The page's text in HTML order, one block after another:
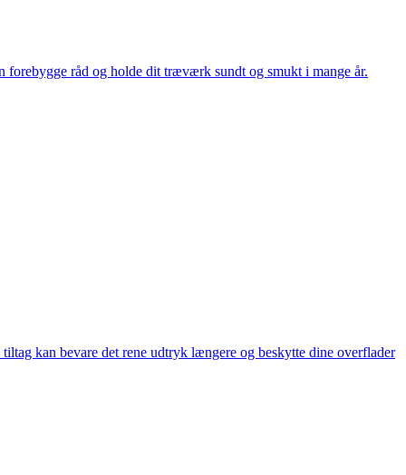
råd og holde dit træværk sundt og smukt i mange år.
kan bevare det rene udtryk længere og beskytte dine overflader